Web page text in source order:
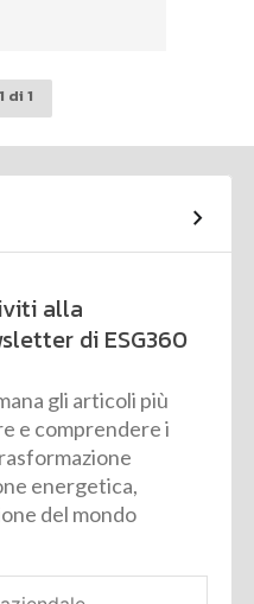
di 1
alla
di ESG360
gli articoli più
e comprendere i
energetica,
del mondo